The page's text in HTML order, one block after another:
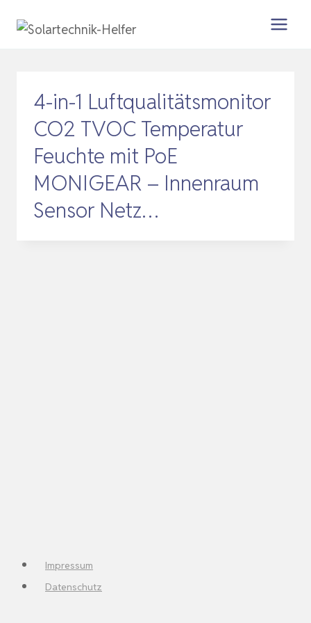
Inhalt
4-in-1 Luftqualitätsmonitor
CO2 TVOC Temperatur
Feuchte mit PoE
MONIGEAR – Innenraum
Sensor Netz…
Impressum
Datenschutz